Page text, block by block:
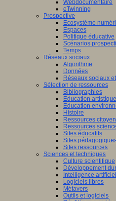
Webdocumentaire
eTwinning
Prospective
Ecosystème
Espaces
Politique éducative
Scénarios
Temps
Réseaux sociaux
Algorithme
Données
Réseaux sociaux
Sélection de ressources
Bibliographies
Education artistique
Education
Histoire
Ressources
Ressources
Sites éducatifs
Sites
Sites ressources
Sciences et techniques
Culture scientifique
Développement
Intelligence
Logiciels libres
Métavers
Outils et logiciels